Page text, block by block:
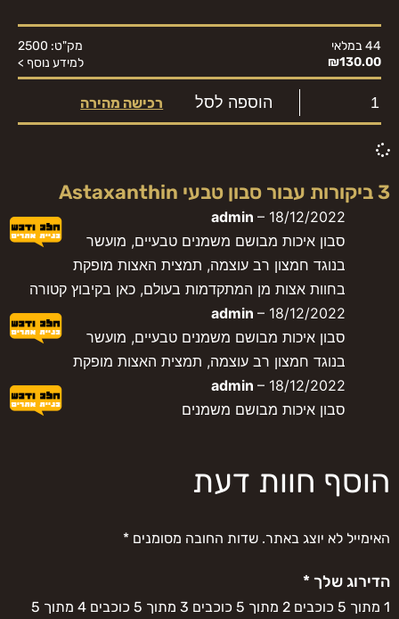
44 במלאי
₪130.00
מק"ט: 2500
למידע נוסף >
הוספה לסל רכישה מהירה
3 ביקורות עבור סבון טבעי Astaxanthin
admin – 18/12/2022
סבון איכות מבושם משמנים טבעיים, מועשר
בנוגד חמצון רב עוצמה, תמצית האצות מופקת
בחוות אצות מן המתקדמות בעולם, כאן בקיבוץ קטורה
admin – 18/12/2022
סבון איכות מבושם משמנים טבעיים, מועשר
בנוגד חמצון רב עוצמה, תמצית האצות מופקת
admin – 18/12/2022
סבון איכות מבושם משמנים
הוסף חוות דעת
האימייל לא יוצג באתר. שדות החובה מסומנים *
הדירוג שלך *
1 מתוך 5 כוכבים 2 מתוך 5 כוכבים 3 מתוך 5 כוכבים
4 מתוך 5